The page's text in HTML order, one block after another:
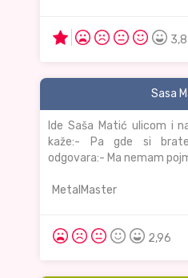
Sasa
Ide Saša Matić ulicom i
kaže:- Pa gde si
odgovara:- Ma nemam
MetalMaster
2,96